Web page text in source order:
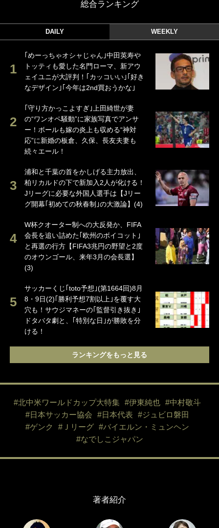
総合ランキング
DAILY WEEKLY
｢めーっちゃオシャじゃん｣中田英寿や
トッティも愛した名門ローマ、新アウ
ェイユニが大評判！｢カッコいい｣｢好き
なデザイン｣｢今年は2nd買おうかな｣
｢守り方かっこよすぎ｣上田綺世が妻
の“ワンオペ騒動”に家族写真でアンサ
ー！ボールも嫁の炎上も収める“神対
応”に新婚の板倉、久保、長友夫妻も
続々エール！
浦和と千葉の首をかしげる主力放出、
柏リカルドの下で新加入2人が化ける！
Jリーグに必要な外国人選手は【Jリー
グ開幕｢初めての秋春制｣の大激論】(4)
W杯クオーター制への大反発か、FIFA
会長を追い詰めた｢欧州のボイコット｣
と再選の行方【FIFA3兆円の野望と2度
のオウンゴール、来年3月の会長選】
(3)
サッカーくじ｢toto予想｣(第1664回)8月
8・9日(2)｢勝利予想7割以上｣を覆す大
穴も！サウジマネーの｢監督引き抜き｣
ドタバタ劇と、｢特別な日｣が勝敗を分
ける！
ランキングをもっと見る
#北中米ワールドカップ大特集 #伊東純也
#中村敬斗
#日本サッカー協会
#日本代表
#ジュビロ磐田
#ゲンク
#Ｊリーグ
#バイエルン・ミュンヘン
#なでしこジャパン
著者紹介